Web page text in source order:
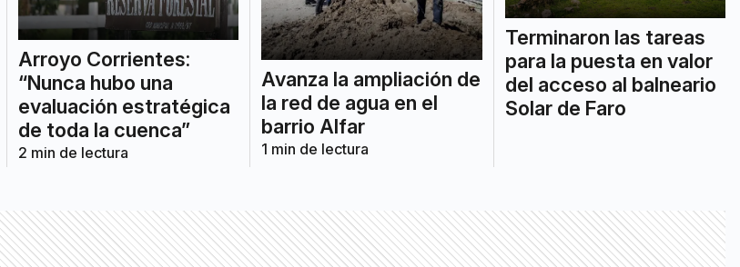
Arroyo Corrientes:
“Nunca hubo una
evaluación estratégica
de toda la cuenca”
2 min de lectura
Avanza la ampliación de
la red de agua en el
barrio Alfar
1 min de lectura
Terminaron las tareas
para la puesta en valor
del acceso al balneario
Solar de Faro